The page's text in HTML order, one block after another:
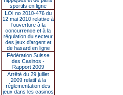
sportifs en ligne
LOI no 2010-476 du
12 mai 2010 relative à
l’ouverture à la
concurrence et à la
régulation du secteur
des jeux d’argent et
de hasard en ligne
Fédération Suisse
des Casinos -
Rapport 2009
Arrêté du 29 juillet
2009 relatif à la
réglementation des
jeux dans les casinos